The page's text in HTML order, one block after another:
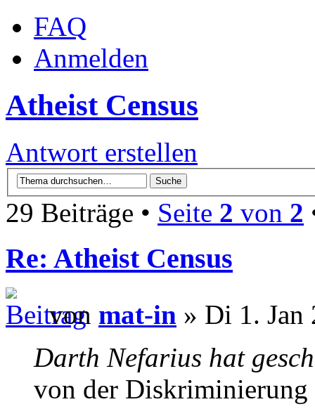
FAQ
Anmelden
Atheist Census
Antwort erstellen
29 Beiträge • Seite 2 von 2
Re: Atheist Census
von mat-in » Di 1. Jan
Darth Nefarius hat
von der Diskriminierung